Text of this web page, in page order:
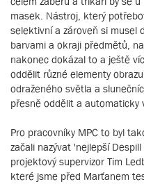
masek. Nástroj, který
selektivní a zároveň si musel
barvami a okraji předmětů,
nakonec dokázal to a ještě
oddělit různé elementy
odraženého světla a
přesně oddělit a automaticky
Pro pracovníky MPC to byl
začali nazývat 'nejlepší
projektový supervizor Tim
které jsme před Marťanem